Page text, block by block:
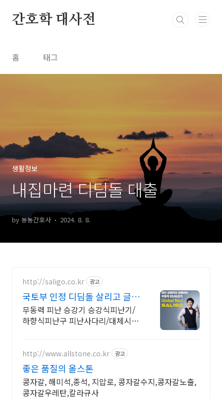
간호학 대사전
홈 태그
생활정보
내집마련 디딤돌 대출
by 뇽뇽간호사 2024. 8. 8.
http://saligo.co.kr 광고
국토부 인정 디딤돌 살리고 글로
벌No.1 대통령상 수상
무동력 피난 승강기 승강식피난기/
하향식피난구 피난사다리/대체시설
인정/김병만 모델/아파트 화재
http://www.allstone.co.kr 광고
좋은 품질의 올스톤
콩자갈, 해미석,종석, 지압로, 콩자갈수지,콩자갈노출,
콩자갈우레탄,칼라규사